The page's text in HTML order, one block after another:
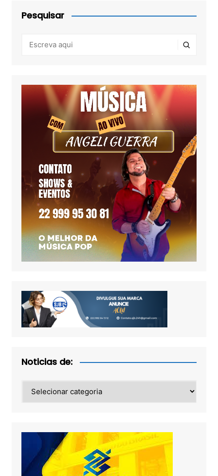
Pesquisar
Noticias de:
de: